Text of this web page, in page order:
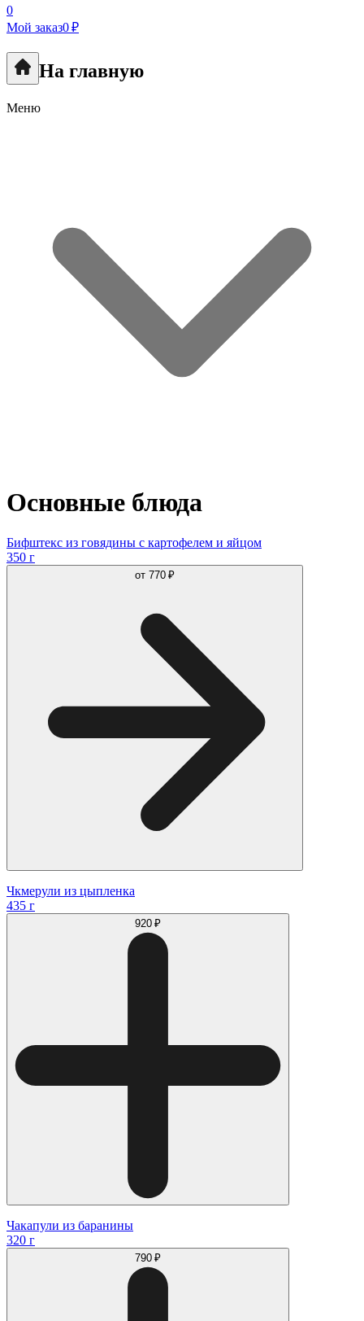
0
Мой заказ0 ₽
На главную
Меню
Основные блюда
Бифштекс из говядины с картофелем и яйцом
350 г
от 770 ₽
Чкмерули из цыпленка
435 г
920 ₽
Чакапули из баранины
320 г
790 ₽